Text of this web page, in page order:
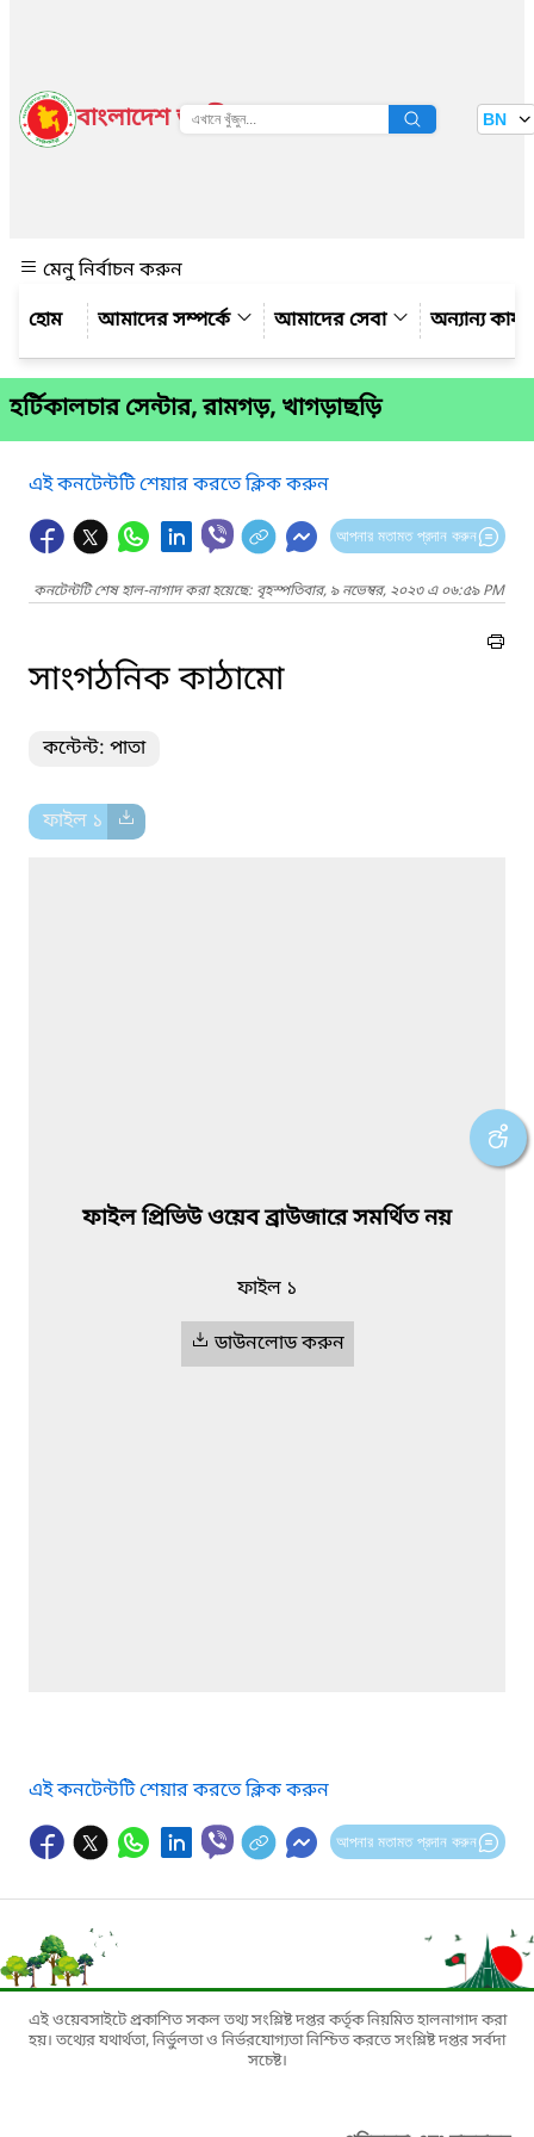
বাংলাদেশ জাতীয় তথ্য বাতায়ন BN
মেনু নির্বাচন করুন
আমাদের সম্পর্কে
আমাদের সেবা অন্যান্য
হর্টিকালচার সেন্টার, রামগড়, খাগড়াছড়ি
এই কনটেন্টটি শেয়ার করতে ক্লিক করুন
আপনার মতামত প্রদান করুন
কনটেন্টটি শেষ হাল-নাগাদ করা হয়েছে: বৃহস্পতিবার, ৯ নভেম্বর, ২০২৩ এ ০৬:৫৯ PM
সাংগঠনিক কাঠামো
কন্টেন্ট: পাতা
ফাইল ১
ফাইল প্রিভিউ ওয়েব ব্রাউজারে সমর্থিত নয়
ফাইল ১
ডাউনলোড করুন
এই কনটেন্টটি শেয়ার করতে ক্লিক করুন
আপনার মতামত প্রদান করুন
এই ওয়েবসাইটে প্রকাশিত সকল তথ্য সংশ্লিষ্ট দপ্তর কর্তৃক নিয়মিত হালনাগাদ করা
হয়। তথ্যের যথার্থতা, নির্ভুলতা ও নির্ভরযোগ্যতা নিশ্চিত করতে সংশ্লিষ্ট দপ্তর সর্বদা
সচেষ্ট।